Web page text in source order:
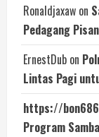
Ronaldjaxaw on
Pedagang
ErnestDub on
Lintas Pagi
https://
Program